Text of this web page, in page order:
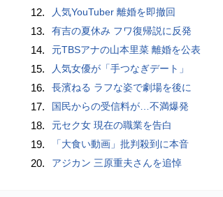
12. 人気YouTuber 離婚を即撤回
13. 有吉の夏休み フワ復帰説に反発
14. 元TBSアナの山本里菜 離婚を公表
15. 人気女優が「手つなぎデート」
16. 長濱ねる ラフな姿で劇場を後に
17. 国民からの受信料が…不満爆発
18. 元セク女 現在の職業を告白
19. 「大食い動画」批判殺到に本音
20. アジカン 三原重夫さんを追悼